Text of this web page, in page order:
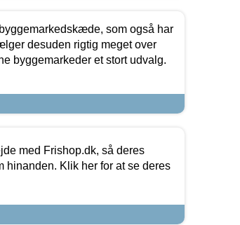
som også har
desuden rigtig meget over
byggemarkeder et stort udvalg.
med Frishop.dk, så deres
hinanden. Klik her for at se deres